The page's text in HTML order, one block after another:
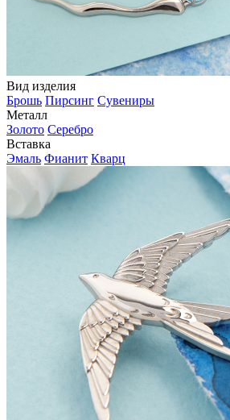
Вид изделия
Брошь Пирсинг Сувениры
Металл
Золото Серебро
Вставка
Эмаль Фианит Кварц